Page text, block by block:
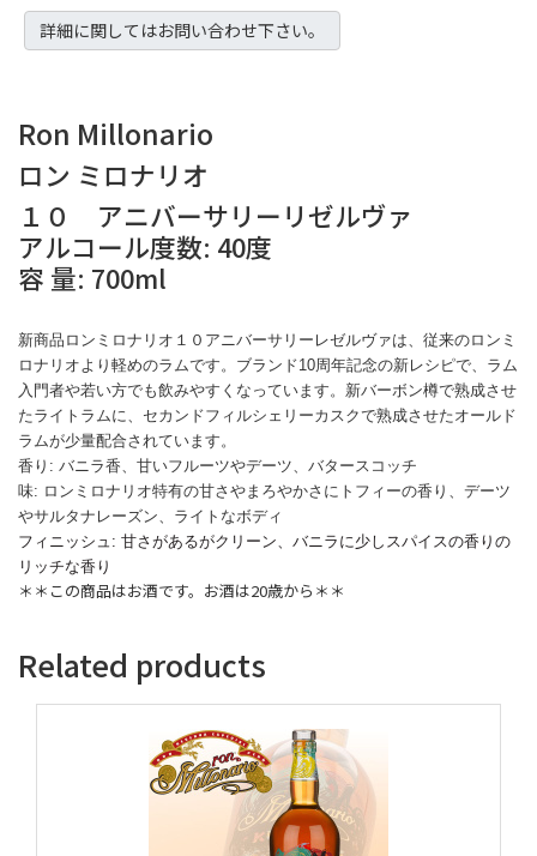
詳細に関してはお問い合わせ下さい。
Ron Millonario
ロン ミロナリオ
１０ アニバーサリーリゼルヴァ
アルコール度数: 40度
容 量: 700ml
新商品ロンミロナリオ１０アニバーサリーレゼルヴァは、従来のロンミ
ロナリオより軽めのラムです。ブランド10周年記念の新レシピで、ラム
入門者や若い方でも飲みやすくなっています。 新バーボン樽で熟成させ
たライトラムに、セカンドフィルシェリーカスクで熟成させたオールド
ラムが少量配合されています。
香り : バニラ香、甘いフルーツやデーツ、バタースコッチ
味: ロンミロナリオ特有の甘さやまろやかさにトフィーの香り、デーツ
やサルタナレーズン、ライトなボディ
フィニッシュ : 甘さがあるがクリーン、バニラに少しスパイスの香りの
リッチな香り
＊＊この商品はお酒です。お酒は20歳から＊＊
Related products